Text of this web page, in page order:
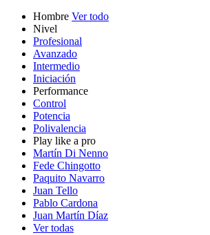
Hombre Ver todo
Nivel
Profesional
Avanzado
Intermedio
Iniciación
Performance
Control
Potencia
Polivalencia
Play like a pro
Martín Di Nenno
Fede Chingotto
Paquito Navarro
Juan Tello
Pablo Cardona
Juan Martín Díaz
Ver todas